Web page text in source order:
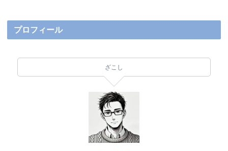
プロフィール
ざこし